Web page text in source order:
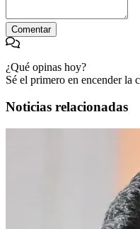
Comentar
¿Qué opinas hoy?
Sé el primero en encender la
Noticias relacionadas